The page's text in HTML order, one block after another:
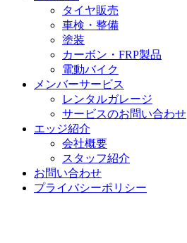
タイヤ販売
車検・整備
塗装
カーボン・FRP製品
電動バイク
メンバーサービス
レンタルガレージ
サービスのお問い合わせ
エッジ紹介
会社概要
スタッフ紹介
お問い合わせ
プライバシーポリシー